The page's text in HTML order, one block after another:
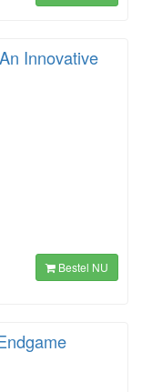
Innovative
Bestel NU